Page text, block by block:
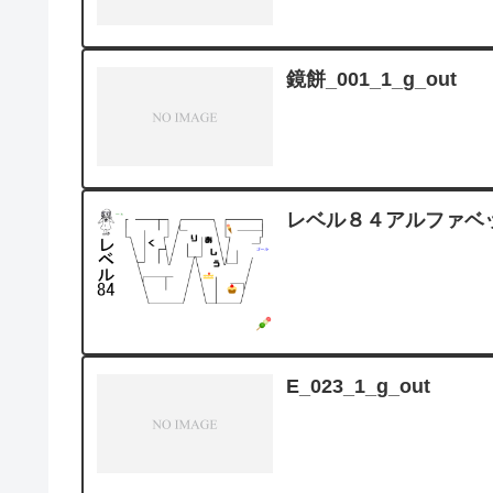
鏡餅_001_1_g_out
レベル８４アルファベ
E_023_1_g_out